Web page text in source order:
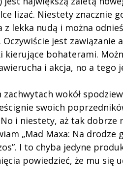
lizać. Niestety znacznie
z lekka nudą i można
jest zawiązanie
kierujące bohaterami.
i akcja, no a
wokół
swoich
i niestety, aż tak dobrze
„Mad Maxa: Na drodze
I to chyba jedyne
powiedzieć, że mu się